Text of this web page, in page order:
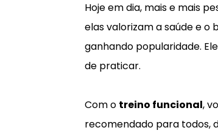
Hoje em dia, mais e mais
elas valorizam a saúde e o
ganhando popularidade.
de praticar.
Com o treino funcional,
recomendado para todos,